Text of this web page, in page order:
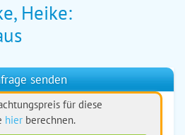
Heike:
senden
für diese
hier berechnen.